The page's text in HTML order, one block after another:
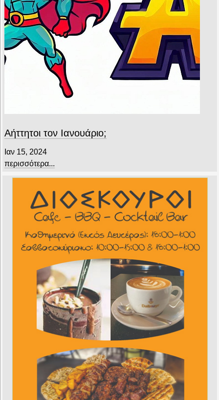
Αήττητοι τον Ιανουάριο;
Ιαν 15, 2024
περισσότερα...